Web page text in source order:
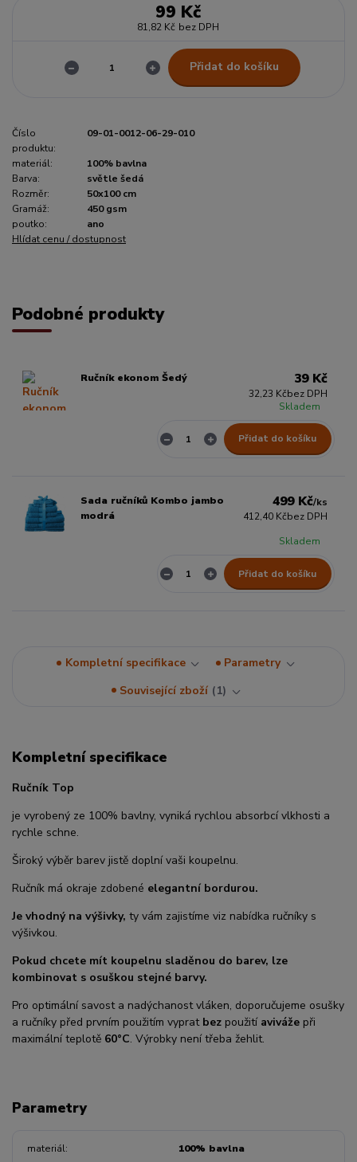
99 Kč
81,82 Kč bez DPH
Přidat do košíku
Číslo
produktu:
09-01-0012-06-29-010
materiál:
100% bavlna
Barva:
světle šedá
Rozměr:
50x100 cm
Gramáž:
450 gsm
poutko:
ano
Hlídat cenu / dostupnost
Podobné produkty
Ručník ekonom Šedý 39 Kč
32,23 Kčbez DPH
Skladem
Přidat do košíku
Sada ručníků Kombo jambo
modrá
499 Kč/ks
412,40 Kčbez DPH
Skladem
Přidat do košíku
Kompletní specifikace
Parametry
Související zboží
1
Kompletní specifikace
Ručník Top
je vyrobený ze 100% bavlny, vyniká rychlou absorbcí vlkhosti a
rychle schne.
Široký výběr barev jistě doplní vaši koupelnu.
Ručník má okraje zdobené elegantní bordurou.
Je vhodný na výšivky, ty vám zajistíme viz nabídka ručníky s
výšivkou.
Pokud chcete mít koupelnu sladěnou do barev, lze
kombinovat s osuškou stejné barvy.
Pro optimální savost a nadýchanost vláken, doporučujeme osušky
a ručníky před prvním použitím vyprat bez použití aviváže při
maximální teplotě 60°C. Výrobky není třeba žehlit.
Parametry
materiál 100% bavlna